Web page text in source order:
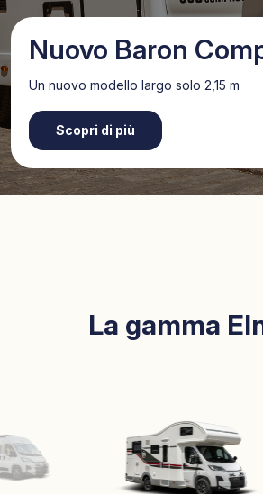
Nuovo Baron
Un nuovo modello largo solo 2,15 m
Scopri di più
La gamma